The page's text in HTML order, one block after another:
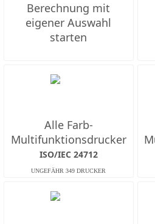
Berechnung mit
eigener Auswahl
starten
Alle Farb-
Multifunktions­drucker
ISO/IEC 24712